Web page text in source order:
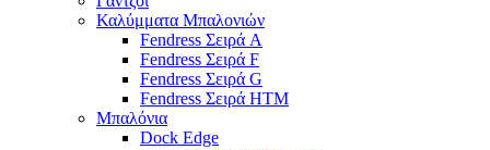
Καλύμματα Μπαλονιών
Fendress Σειρά A
Fendress Σειρά F
Fendress Σειρά G
Fendress Σειρά HTM
Μπαλόνια
Dock Edge